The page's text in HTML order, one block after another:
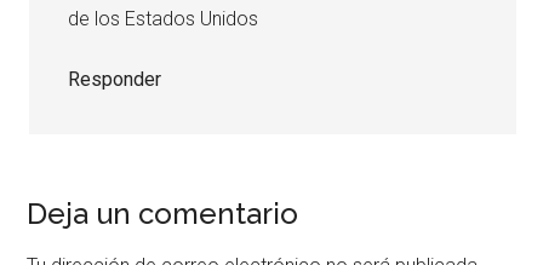
de los Estados Unidos
Responder
Deja un comentario